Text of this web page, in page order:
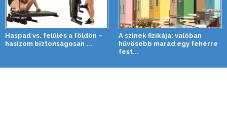
Haspad vs. felülés a földön –
hasizom biztonságosan ...
A színek fizikája: valóban
hűvösebb marad egy fehérre
fest...